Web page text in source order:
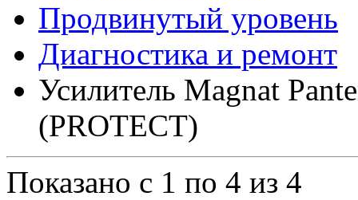
Продвинутый уровень
Диагностика и ремонт
Усилитель Magnat
(PROTECT)
Показано с 1 по 4 из 4